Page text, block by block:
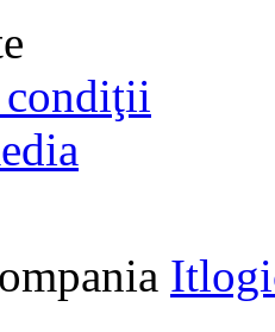
condiţii